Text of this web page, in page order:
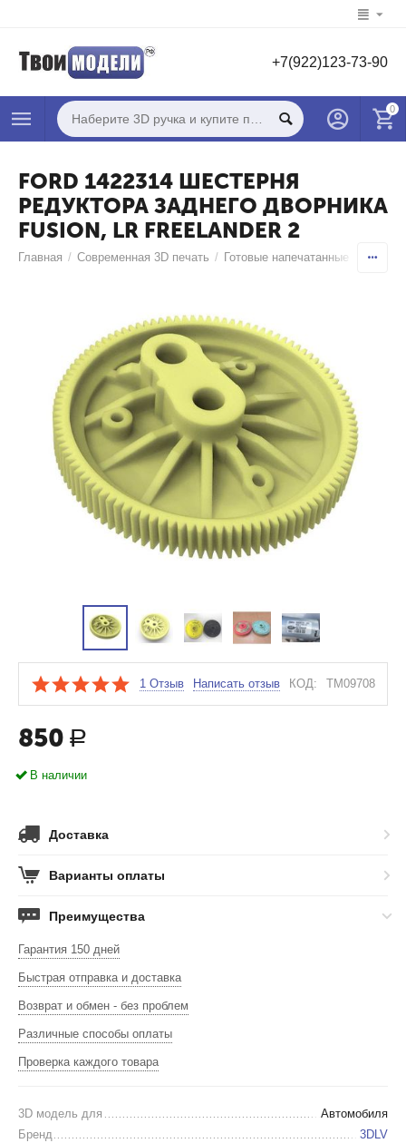
+7(922)123-73-90
0
FORD 1422314 ШЕСТЕРНЯ
РЕДУКТОРА ЗАДНЕГО ДВОРНИКА
FUSION, LR FREELANDER 2
Главная / Современная 3D печать / Готовые напечатанные 3D
1 Отзыв Написать отзыв КОД: TM09708
850 Р
В наличии
Доставка
Варианты оплаты
Преимущества
Гарантия 150 дней
Быстрая отправка и доставка
Возврат и обмен - без проблем
Различные способы оплаты
Проверка каждого товара
3D модель для
Автомобиля
Бренд
3DLV